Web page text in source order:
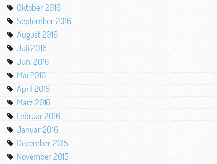
Oktober 2016
September 2016
August 2016
Juli 2016
Juni 2016
Mai 2016
April 2016
März 2016
Februar 2016
Januar 2016
Dezember 2015
November 2015